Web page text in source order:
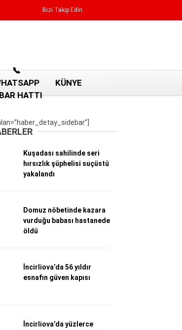
Aydın nöbetçi eczaneler
Aydın Sinema salonları
Künye
Nöbetçi Eczaneler
Süper Lig Puan Durumu
Bizi Takip Edin
📞
HATTI
KÜNYE
Kuşadası sahilinde seri
hırsızlık şüphelisi suçüstü
yakalandı
Domuz nöbetinde kazara
vurduğu babası hastanede
öldü
İncirliova’da 56 yıldır
esnafın güven kapısı
İncirliova’da yüzlerce